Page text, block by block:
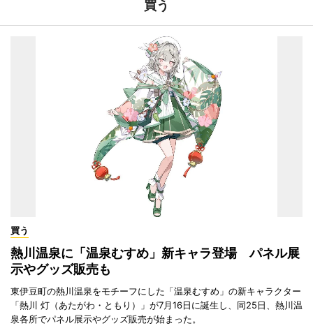
買う
買う
熱川温泉に「温泉むすめ」新キャラ登場 パネル展
示やグッズ販売も
東伊豆町の熱川温泉をモチーフにした「温泉むすめ」の新キャラクター
「熱川 灯（あたがわ・ともり）」が7月16日に誕生し、同25日、熱川温
泉各所でパネル展示やグッズ販売が始まった。